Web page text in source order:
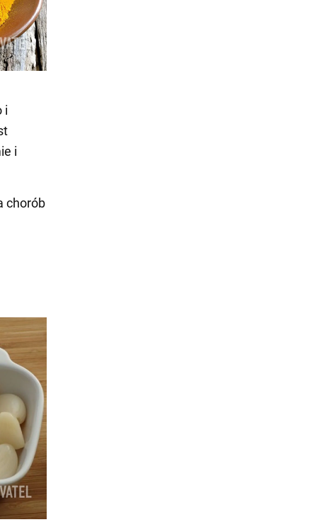
i
i
chorób